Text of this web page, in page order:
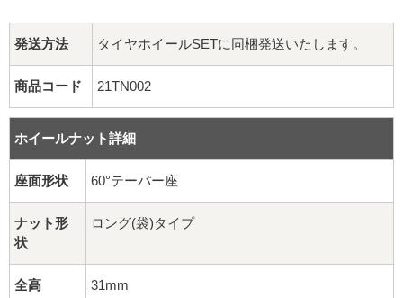
14インチ：夏タイヤホイール
15インチ：夏タイヤホイール
16インチ：夏タイヤホイール
18インチ：夏タイヤホイール
20インチ：夏タイヤホイール
発送方法 タイヤホイールSETに同梱発送いたします。
商品コード 21TN002
ホイールナット詳細
座面形状 60°テーパー座
ナット形
状
ロング(袋)タイプ
全高 31mm